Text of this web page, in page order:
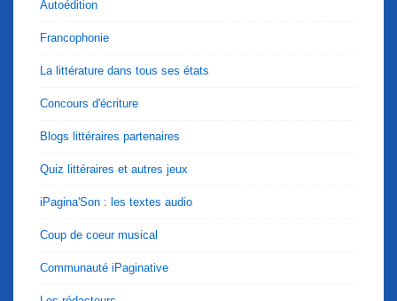
Autoédition
Francophonie
La littérature dans tous ses états
Concours d'écriture
Blogs littéraires partenaires
Quiz littéraires et autres jeux
iPagina'Son : les textes audio
Coup de coeur musical
Communauté iPaginative